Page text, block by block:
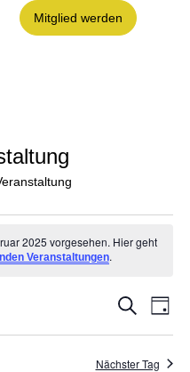
Mitglied werden
2025 vorgesehen. Hier geht
Veranstaltungen.
Suche
Tag
Nächster Tag